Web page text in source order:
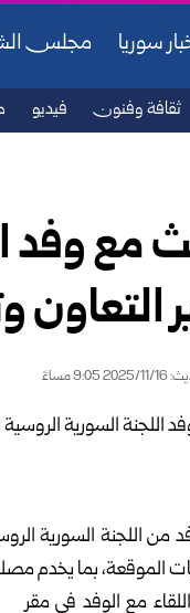
سوريا مجلس
ثقافة وفنون فيديو
مع
التعاون
9:05 مساءً
من اللجنة السورية
الموقعة، بما يخدم
مع الوفد في مقر